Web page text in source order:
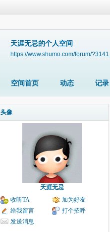
天涯无忌的个人空间
https://www.shumo.com/forum/?3141
空间首页 动态 记录
头像
天涯无忌
收听TA
加为好友
给我留言
打个招呼
发送消息